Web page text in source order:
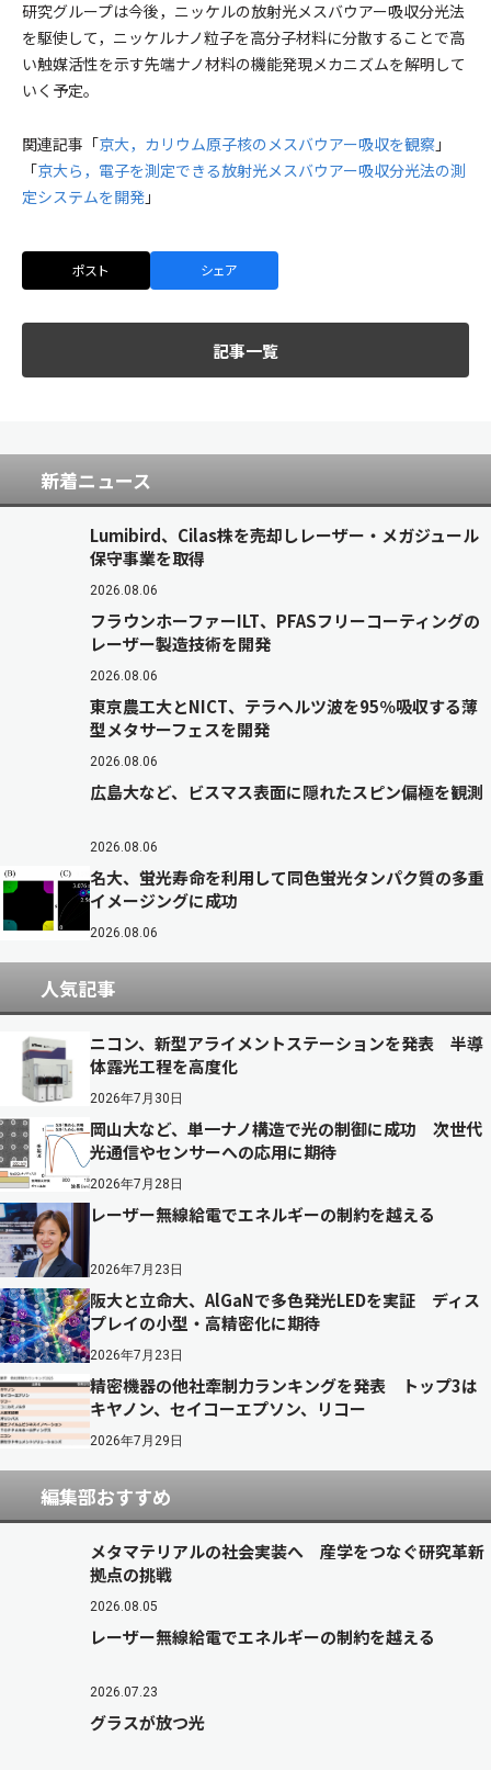
研究グループは今後，ニッケルの放射光メスバウアー吸収分光法
を駆使して，ニッケルナノ粒子を高分子材料に分散することで高
い触媒活性を示す先端ナノ材料の機能発現メカニズムを解明して
いく予定。
関連記事「京大，カリウム原子核のメスバウアー吸収を観察 」
「京大ら，電子を測定できる放射光メスバウアー吸収分光法の測
定システムを開発 」
ポスト シェア
記事一覧
新着ニュース
Lumibird、Cilas株を売却しレーザー・メガジュール
保守事業を取得
2026.08.06
フラウンホーファーILT、PFASフリーコーティングの
レーザー製造技術を開発
2026.08.06
東京農工大とNICT、テラヘルツ波を95％吸収する薄
型メタサーフェスを開発
2026.08.06
広島大など、ビスマス表面に隠れたスピン偏極を観測
2026.08.06
名大、蛍光寿命を利用して同色蛍光タンパク質の多重
イメージングに成功
2026.08.06
人気記事
ニコン、新型アライメントステーションを発表 半導
体露光工程を高度化
2026年7月30日
岡山大など、単一ナノ構造で光の制御に成功 次世代
光通信やセンサーへの応用に期待
2026年7月28日
レーザー無線給電でエネルギーの制約を越える
2026年7月23日
阪大と立命大、AlGaNで多色発光LEDを実証 ディス
プレイの小型・高精密化に期待
2026年7月23日
精密機器の他社牽制力ランキングを発表 トップ3は
キヤノン、セイコーエプソン、リコー
2026年7月29日
編集部おすすめ
メタマテリアルの社会実装へ 産学をつなぐ研究革新
拠点の挑戦
2026.08.05
レーザー無線給電でエネルギーの制約を越える
2026.07.23
グラスが放つ光